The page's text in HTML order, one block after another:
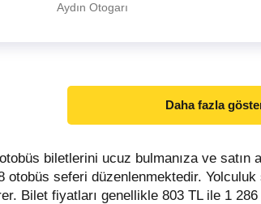
Aydın Otogarı
Daha fazla
biletlerini ucuz bulmanıza ve satın
seferi düzenlenmektedir.
Bilet fiyatları genellikle 803 TL ile 1 286